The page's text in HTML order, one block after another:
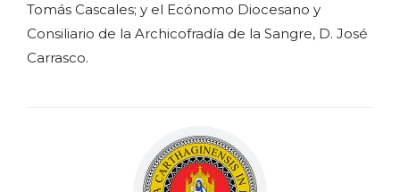
Tomás Cascales; y el Ecónomo Diocesano y
Consiliario de la Archicofradía de la Sangre, D. José
Carrasco.